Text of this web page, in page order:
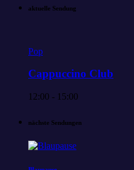
aktuelle Sendung
Pop
Cappuccino Club
12:00 - 15:00
nächste Sendungen